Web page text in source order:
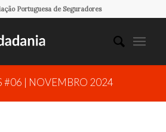
Portuguesa de Seguradores
#06 | NOVEMBRO 2024